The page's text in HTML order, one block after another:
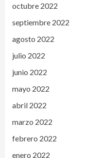
octubre 2022
septiembre 2022
agosto 2022
julio 2022
junio 2022
mayo 2022
abril 2022
marzo 2022
febrero 2022
enero 2022